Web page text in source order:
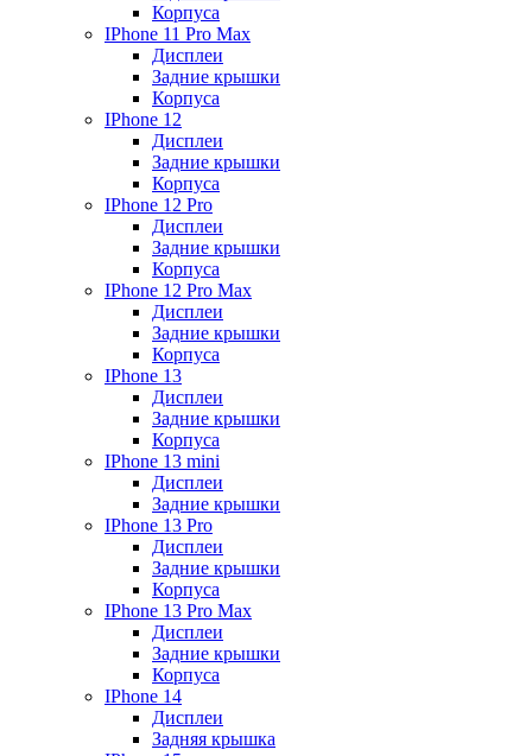
Корпуса
IPhone 11 Pro Max
Дисплеи
Задние крышки
Корпуса
IPhone 12
Дисплеи
Задние крышки
Корпуса
IPhone 12 Pro
Дисплеи
Задние крышки
Корпуса
IPhone 12 Pro Max
Дисплеи
Задние крышки
Корпуса
IPhone 13
Дисплеи
Задние крышки
Корпуса
IPhone 13 mini
Дисплеи
Задние крышки
IPhone 13 Pro
Дисплеи
Задние крышки
Корпуса
IPhone 13 Pro Max
Дисплеи
Задние крышки
Корпуса
IPhone 14
Дисплеи
Задняя крышка